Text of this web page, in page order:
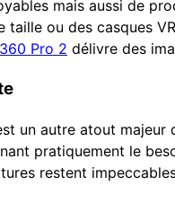
mais aussi de
taille ou des casques
Pro 2 délivre des
un autre atout majeur
pratiquement le
restent